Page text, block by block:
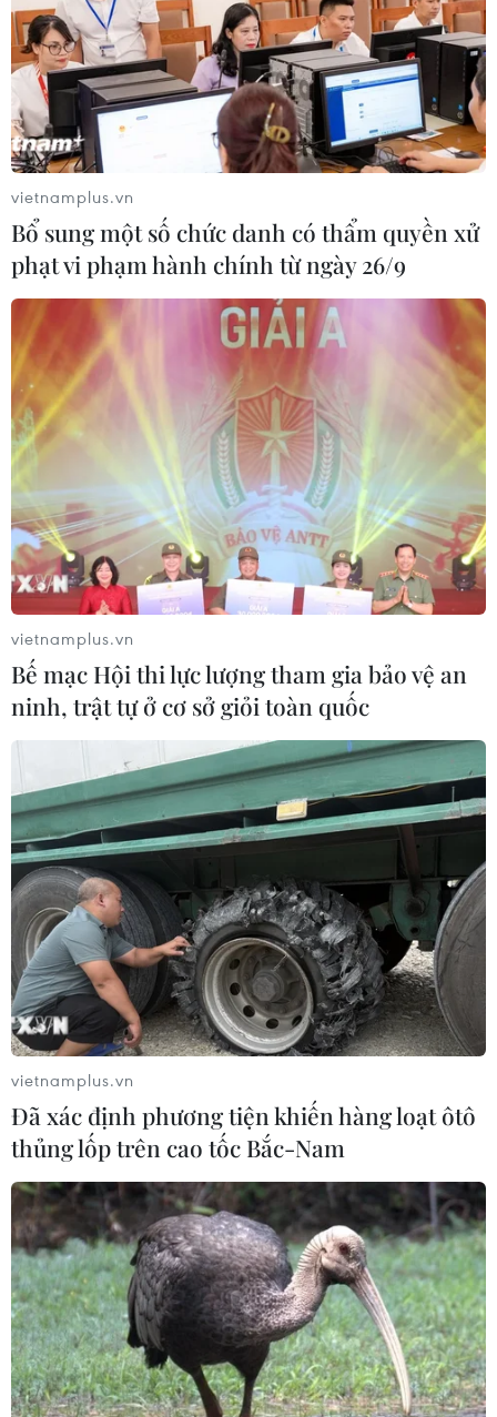
vietnamplus.vn
Bổ sung một số chức danh có thẩm quyền xử
phạt vi phạm hành chính từ ngày 26/9
vietnamplus.vn
Bế mạc Hội thi lực lượng tham gia bảo vệ an
ninh, trật tự ở cơ sở giỏi toàn quốc
vietnamplus.vn
Đã xác định phương tiện khiến hàng loạt ôtô
thủng lốp trên cao tốc Bắc-Nam